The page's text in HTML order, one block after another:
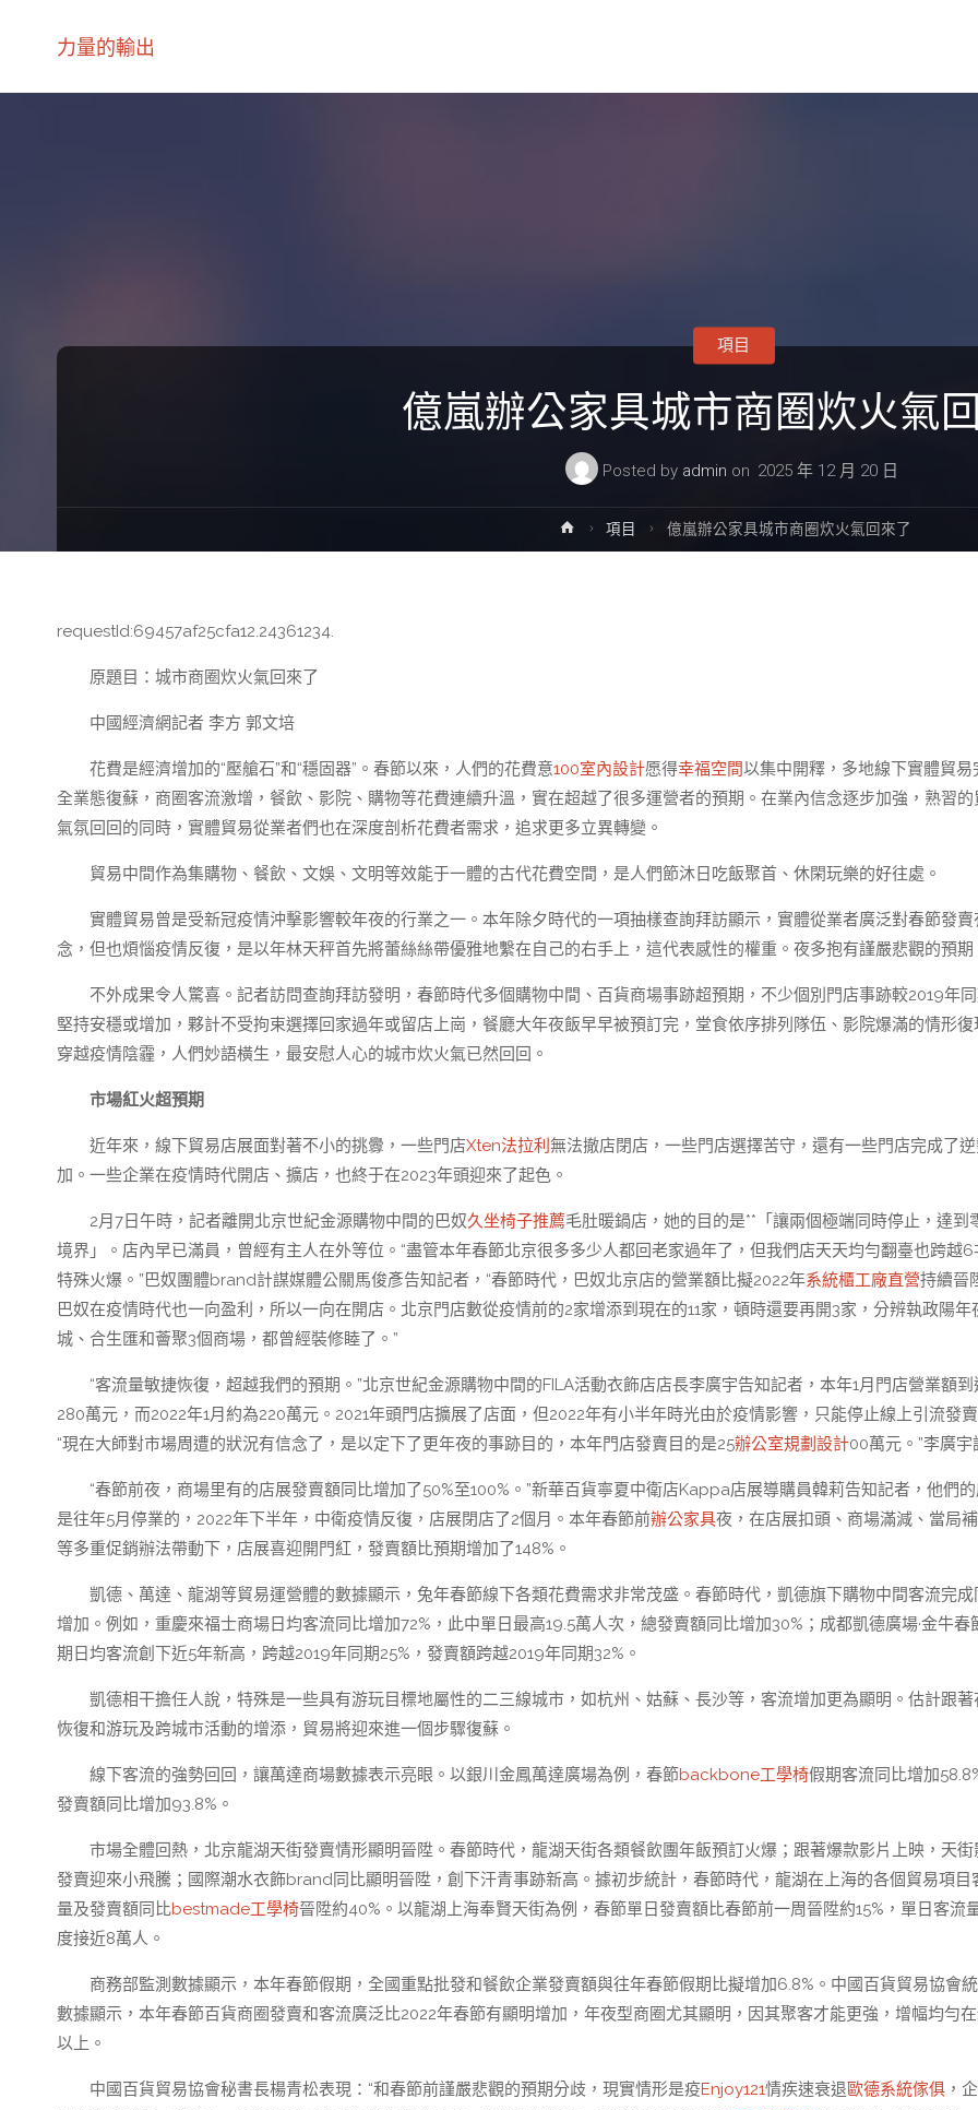
力量的輸出
億嵐辦公家具城市商圈炊火氣
Posted by admin on 2025 年 12 月 20 日
項目
Home項目 億嵐辦公家具城市商圈炊火氣回來了
requestId:69457af25cfa12.24361234.
原題目：城市商圈炊火氣回來了
中國經濟網記者 李方 郭文培
花費是經濟增加的“壓艙石”和“穩固器”。春節以來，人們的花費意100室內設計愿得幸福空間以集中開釋，多地線下實體貿易
全業態復蘇，商圈客流激增，餐飲、影院、購物等花費連續升溫，實在超越了很多運營者的預期。在業內信念逐步加強，熟習的
氣氛回回的同時，實體貿易從業者們也在深度剖析花費者需求，追求更多立異轉變。
貿易中間作為集購物、餐飲、文娛、文明等效能于一體的古代花費空間，是人們節沐日吃飯聚首、休閑玩樂的好往處。
實體貿易曾是受新冠疫情沖擊影響較年夜的行業之一。本年除夕時代的一項抽樣查詢拜訪顯示，實體從業者廣泛對春節發賣
念，但也煩惱疫情反復，是以年林天秤首先將蕾絲絲帶優雅地繫在自己的右手上，這代表感性的權重。夜多抱有謹嚴悲觀的預期
不外成果令人驚喜。記者訪問查詢拜訪發明，春節時代多個購物中間、百貨商場事跡超預期，不少個別門店事跡較2019年
堅持安穩或增加，夥計不受拘束選擇回家過年或留店上崗，餐廳大年夜飯早早被預訂完，堂食依序排列隊伍、影院爆滿的情形復
穿越疫情陰霾，人們妙語橫生，最安慰人心的城市炊火氣已然回回。
市場紅火超預期
近年來，線下貿易店展面對著不小的挑釁，一些門店Xten法拉利 無法撤店閉店，一些門店選擇苦守，還有一些門店完成了
加。一些企業在疫情時代開店、擴店，也終于在2023年頭迎來了起色。
2月7日午時，記者離開北京世紀金源購物中間的巴奴久坐椅子推薦毛肚暖鍋店，她的目的是**「讓兩個極端同時停止，達到
境界」。店內早已滿員，曾經有主人在外等位。“盡管本年春節北京很多多少人都回老家過年了，但我們店天天均勻翻臺也跨越6
特殊火爆。”巴奴團體brand計謀媒體公關馬俊彥告知記者，“春節時代，巴奴北京店的營業額比擬2022年系統櫃工廠直營持續晉
巴奴在疫情時代也一向盈利，所以一向在開店。北京門店數從疫情前的2家增添到現在的11家，頓時還要再開3家，分辨執政陽年
城、合生匯和薈聚3個商場，都曾經裝修睦了。”
“客流量敏捷恢復，超越我們的預期。”北京世紀金源購物中間的FILA活動衣飾店店長李廣宇告知記者，本年1月門店營業額到
280萬元，而2022年1月約為220萬元。2021年頭門店擴展了店面，但2022年有小半年時光由於疫情影響，只能停止線上引流發賣
“現在大師對市場周遭的狀況有信念了，是以定下了更年夜的事跡目的，本年門店發賣目的是25辦公室規劃設計00萬元。”李廣宇
“春節前夜，商場里有的店展發賣額同比增加了50%至100%。”新華百貨寧夏中衛店Kappa店展導購員韓莉告知記者，他們
是往年5月停業的，2022年下半年，中衛疫情反復，店展閉店了2個月。本年春節前辦公家具夜，在店展扣頭、商場滿減、當局
等多重促銷辦法帶動下，店展喜迎開門紅，發賣額比預期增加了148%。
凱德、萬達、龍湖等貿易運營體的數據顯示，兔年春節線下各類花費需求非常茂盛。春節時代，凱德旗下購物中間客流完成
增加。例如，重慶來福士商場日均客流同比增加72%，此中單日最高19.5萬人次，總發賣額同比增加30%；成都凱德廣場·金牛春
期日均客流創下近5年新高，跨越2019年同期25%，發賣額跨越2019年同期32%。
凱德相干擔任人說，特殊是一些具有游玩目標地屬性的二三線城市，如杭州、姑蘇、長沙等，客流增加更為顯明。估計跟著
恢復和游玩及跨城市活動的增添，貿易將迎來進一個步驟復蘇。
線下客流的強勢回回，讓萬達商場數據表示亮眼。以銀川金鳳萬達廣場為例，春節backbone工學椅假期客流同比增加
發賣額同比增加93.8%。
市場全體回熱，北京龍湖天街發賣情形顯明晉陞。春節時代，龍湖天街各類餐飲團年飯預訂火爆；跟著爆款影片上映，天街
發賣迎來小飛騰；國際潮水衣飾brand同比顯明晉陞，創下汗青事跡新高。據初步統計，春節時代，龍湖在上海的各個貿易項目
量及發賣額同比bestmade工學椅晉陞約40%。以龍湖上海奉賢天街為例，春節單日發賣額比春節前一周晉陞約15%，單日客流
度接近8萬人。
商務部監測數據顯示，本年春節假期，全國重點批發和餐飲企業發賣額與往年春節假期比擬增加6.8%。中國百貨貿易協會
數據顯示，本年春節百貨商圈發賣和客流廣泛比2022年春節有顯明增加，年夜型商圈尤其顯明，因其聚客才能更強，增幅均勻在
以上。
中國百貨貿易協會秘書長楊青松表現：“和春節前謹嚴悲觀的預期分歧，現實情形是疫Enjoy121情疾速衰退歐德系統傢俱 ，